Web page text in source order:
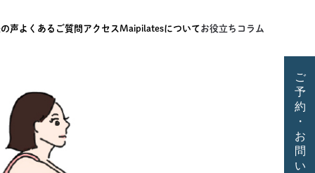
声よくあるご質問アクセス Maipilatesについてお役立ちコラム
ご
予
約
・
お
問
い